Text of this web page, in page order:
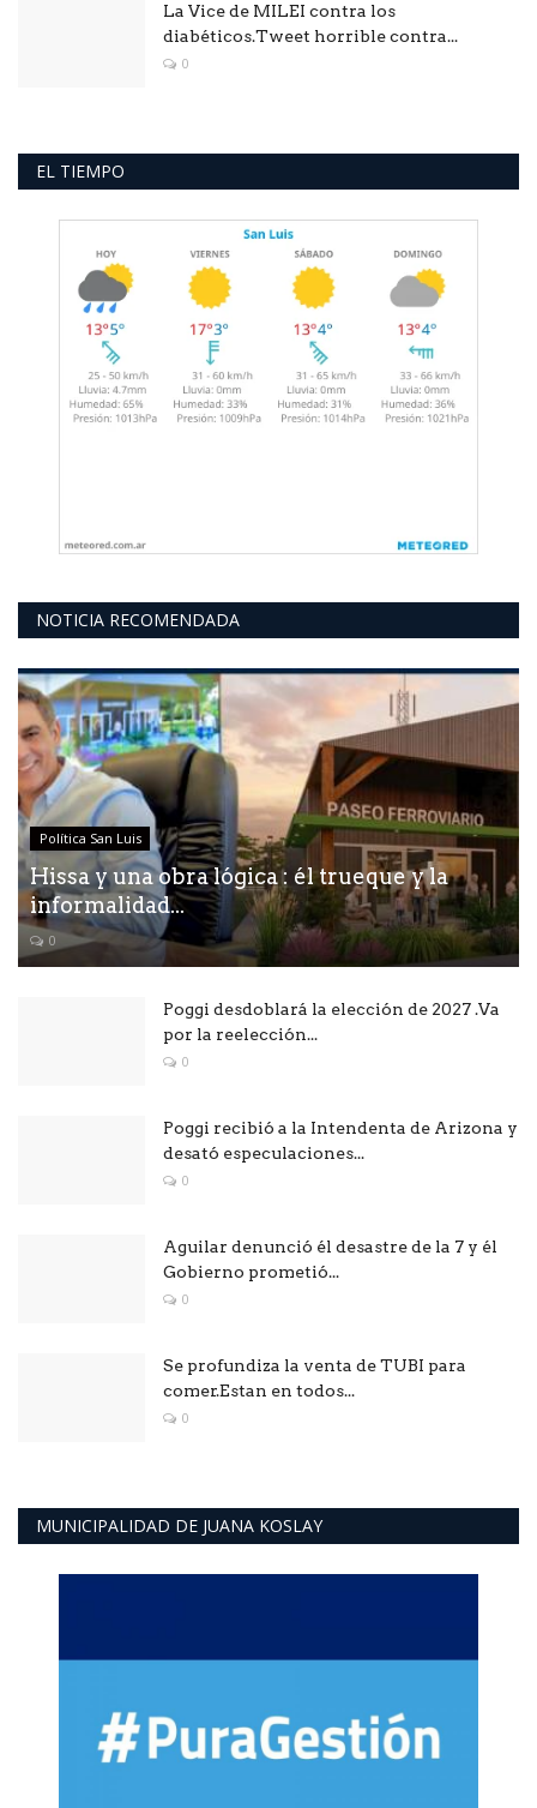
La Vice de MILEI contra los
diabéticos.Tweet horrible contra...
0
EL TIEMPO
NOTICIA RECOMENDADA
Política San Luis
Hissa y una obra lógica : él trueque y la
informalidad...
0
Poggi desdoblará la elección de 2027 .Va
por la reelección...
0
Poggi recibió a la Intendenta de Arizona y
desató especulaciones...
0
Aguilar denunció él desastre de la 7 y él
Gobierno prometió...
0
Se profundiza la venta de TUBI para
comer.Estan en todos...
0
MUNICIPALIDAD DE JUANA KOSLAY